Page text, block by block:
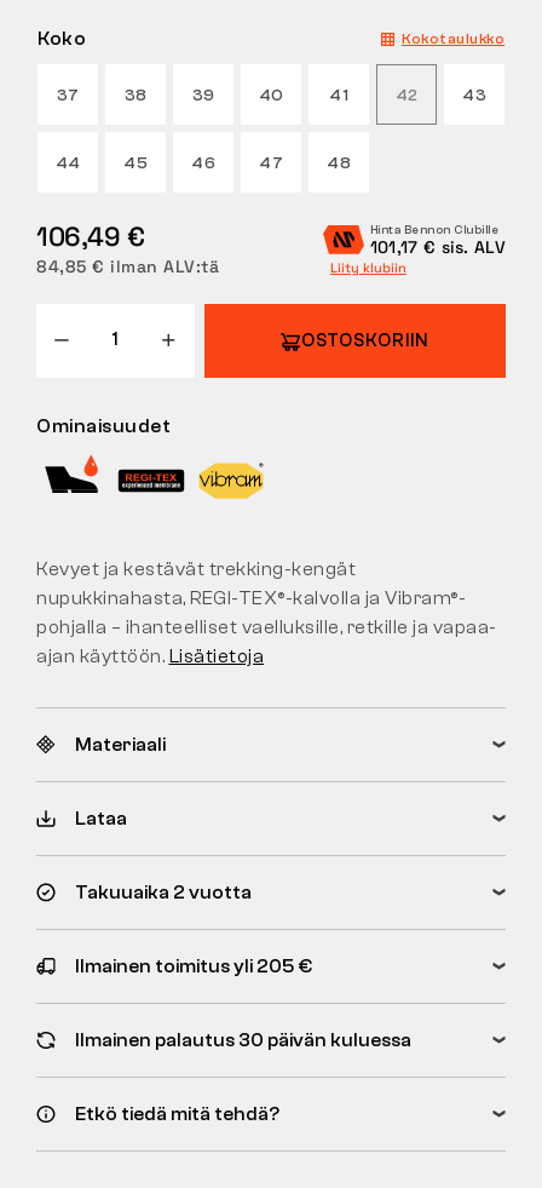
PALAUTUKSET
Koko Kokotaulukko
37 38 39 40 41 42 43
44 45 46 47 48
106,49 €
84,85 € ilman ALV:tä
Hinta Bennon Clubille
101,17 € sis. ALV
Liity klubiin
OSTOSKORIIN
Ominaisuudet
Kevyet ja kestävät trekking-kengät
nupukkinahasta, REGI-TEX®-kalvolla ja Vibram®-
pohjalla – ihanteelliset vaelluksille, retkille ja vapaa-
ajan käyttöön. Lisätietoja
Materiaali
Lataa
Takuuaika 2 vuotta
Ilmainen toimitus yli 205 €
Ilmainen palautus 30 päivän kuluessa
Etkö tiedä mitä tehdä?